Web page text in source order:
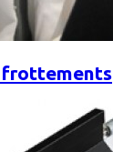
frottements